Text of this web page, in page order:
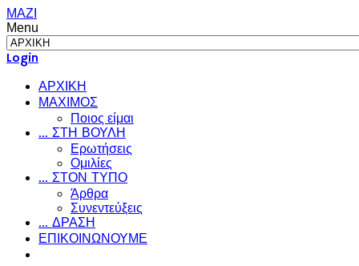
ΜΑΖΙ
Menu
Login
ΑΡΧΙΚΗ
ΜΑΧΙΜΟΣ
Ποιος είμαι
... ΣΤΗ ΒΟΥΛΗ
Ερωτήσεις
Ομιλίες
... ΣΤΟΝ ΤΥΠΟ
Άρθρα
Συνεντεύξεις
... ΔΡΑΣΗ
ΕΠΙΚΟΙΝΩΝΟΥΜΕ